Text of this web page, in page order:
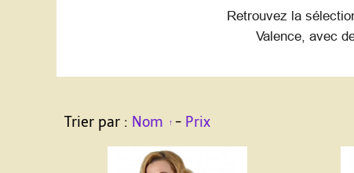
Retrouvez la
Valence, avec
Trier par : Nom - Prix